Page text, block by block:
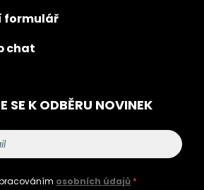
formulář
chat
SE K ODBĚRU NOVINEK
osobních údajů *